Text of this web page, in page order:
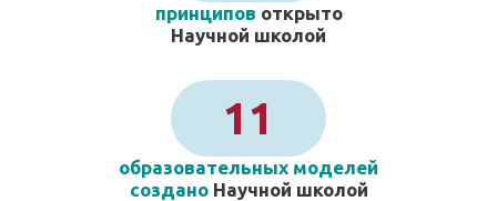
принципов открыто
Научной школой
11
образовательных моделей
создано Научной школой